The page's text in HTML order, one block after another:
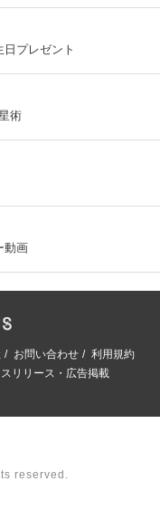
プレゼント
術
動画
お問い合わせ
利用規約
リリース・広告掲載
reserved.